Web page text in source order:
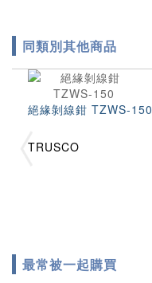
同類別其他商品
絕緣剝線鉗 TZWS-150
TRUSCO
最常被一起購買